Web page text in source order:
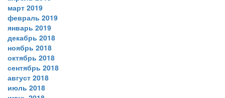
март 2019
февраль 2019
январь 2019
декабрь 2018
ноябрь 2018
октябрь 2018
сентябрь 2018
август 2018
июль 2018